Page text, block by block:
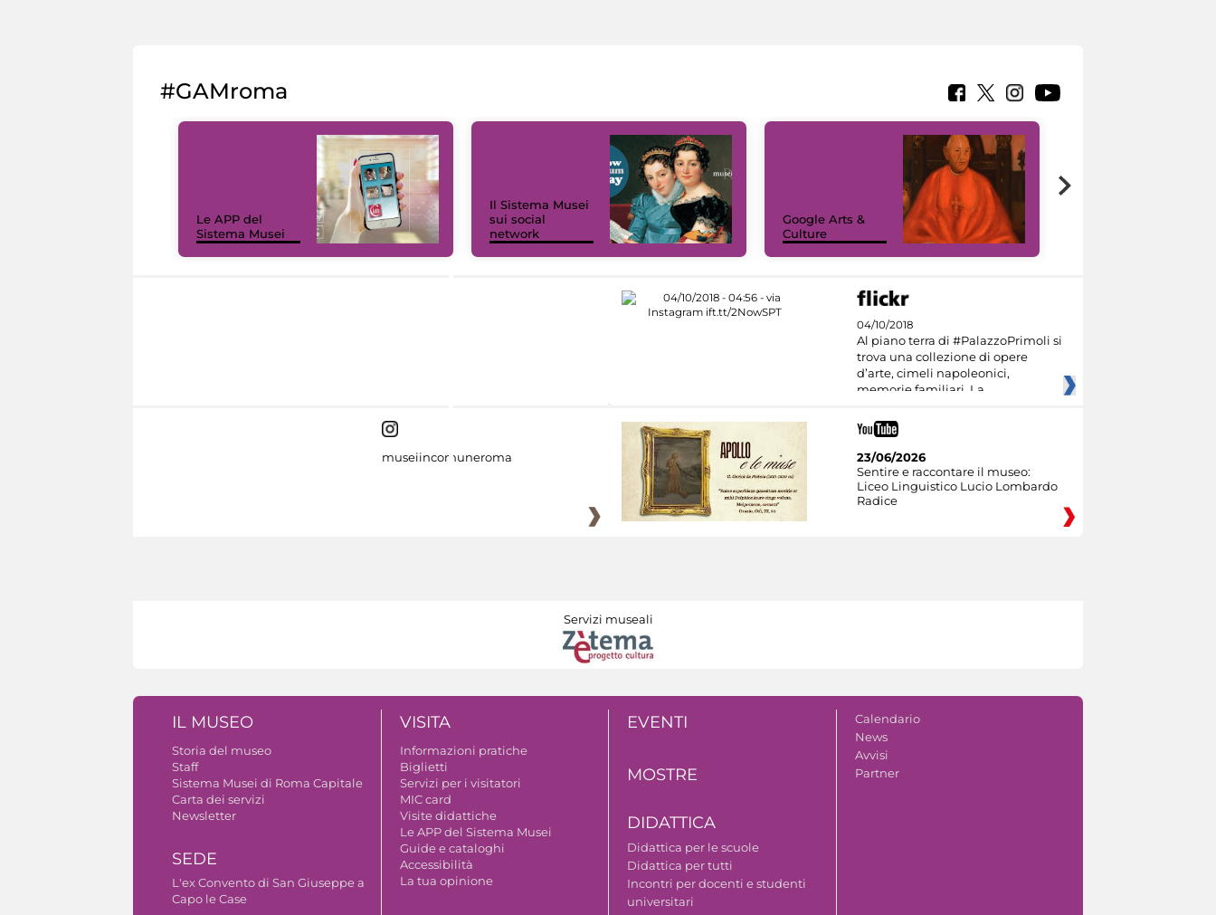
#GAMroma
Le APP del
Sistema Musei
Il Sistema Musei
sui social
network
Google Arts &
Culture
04/10/2018
Al piano terra di #PalazzoPrimoli si
trova una collezione di opere
d’arte, cimeli napoleonici,
memorie familiari. La
museiincomuneroma
23/06/2026
Sentire e raccontare il museo:
Liceo Linguistico Lucio Lombardo
Radice
Servizi museali
IL MUSEO
Storia del museo
Staff
Sistema Musei di Roma Capitale
Carta dei servizi
Newsletter
SEDE
L'ex Convento di San Giuseppe a
Capo le Case
VISITA
Informazioni pratiche
Biglietti
Servizi per i visitatori
MIC card
Visite didattiche
Le APP del Sistema Musei
Guide e cataloghi
Accessibilità
La tua opinione
EVENTI
MOSTRE
DIDATTICA
Didattica per le scuole
Didattica per tutti
Incontri per docenti e studenti
universitari
Calendario
News
Avvisi
Partner